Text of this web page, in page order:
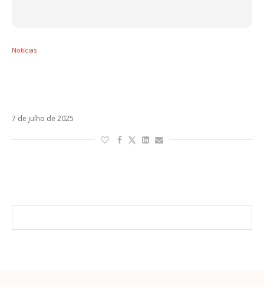
Notícias
7 de julho de 2025